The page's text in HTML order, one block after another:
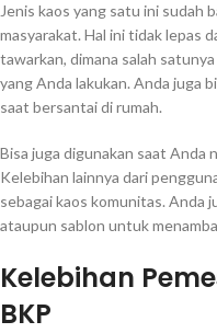
Jenis kaos yang satu ini sudah
masyarakat. Hal ini tidak lepas
tawarkan, dimana salah
yang Anda lakukan. Anda juga
saat bersantai di rumah.
Bisa juga digunakan saat Anda
Kelebihan lainnya dari
sebagai kaos komunitas. Anda
ataupun sablon untuk
Kelebihan
BKP